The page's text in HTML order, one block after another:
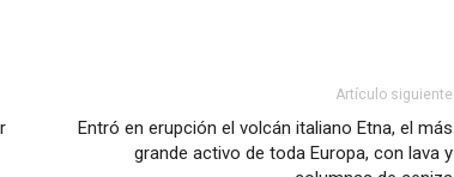
Artículo siguiente
Entró en erupción el volcán italiano Etna, el más
grande activo de toda Europa, con lava y